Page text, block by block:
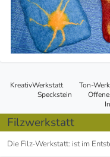
Navigation
überspringen
KreativWerkstatt Ton-
Speckstein
Filzwerkstatt
Die Filz-Werkstatt: ist im